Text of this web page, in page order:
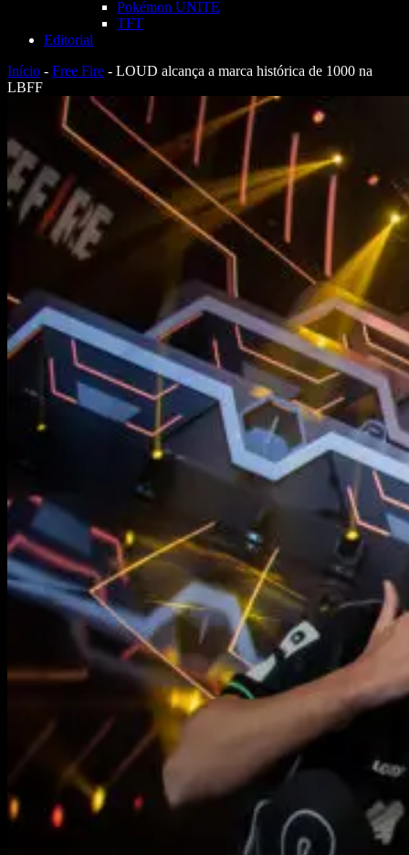
Pokémon UNITE
TFT
Editorial
Início - Free Fire - LOUD alcança a marca histórica de 1000 na
LBFF